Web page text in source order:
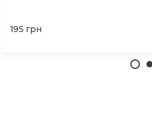
195 грн